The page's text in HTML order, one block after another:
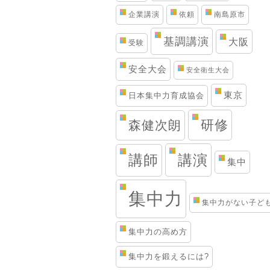
企業講演 依頼 南島原市
受験 基調講演 大阪
安全大会 安全衛生大会
日本集中力育成協会 東京
森健次朗 研修
講師 講演 集中
集中力 集中力がない子ど
集中力の高め方
集中力を鍛えるには?